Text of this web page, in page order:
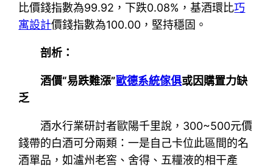
比價錢指數為99.92，下跌0.08%，基酒環比巧
寓設計價錢指數為100.00，堅持穩固。
剖析：
酒價“易跌難漲”歐德系統傢俱或因購置力缺
乏
酒水行業研討者歐陽千里說，300~500元價
錢帶的白酒可分兩類：一是自己卡位此區間的名
酒單品，如瀘州老窖、舍得、五糧液的相干產